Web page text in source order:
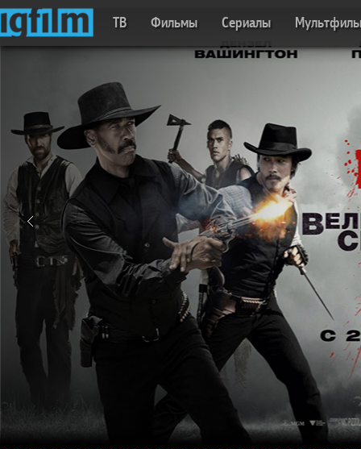
ТВ Фильмы Сериалы